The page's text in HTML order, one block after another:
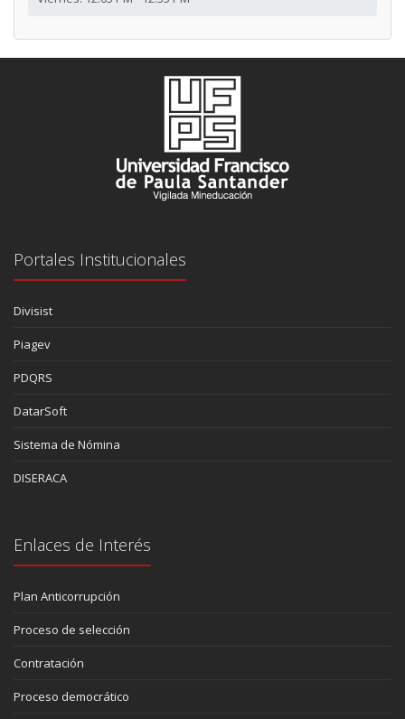
Portales Institucionales
Divisist
Piagev
PDQRS
DatarSoft
Sistema de Nómina
DISERACA
Enlaces de Interés
Plan Anticorrupción
Proceso de selección
Contratación
Proceso democrático